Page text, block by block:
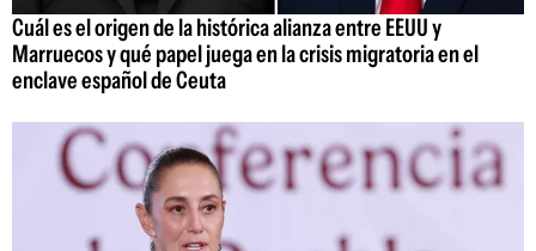
Cuál es el origen de la histórica alianza entre EEUU y
Marruecos y qué papel juega en la crisis migratoria en el
enclave español de Ceuta